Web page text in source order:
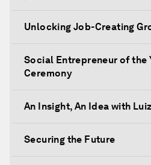
Unlocking Job-Creating
Social Entrepreneur of the
Ceremony
An Insight, An Idea with
Securing the Future